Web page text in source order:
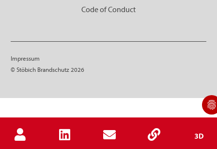
Code of Conduct
Impressum
© Stöbich Brandschutz 2026